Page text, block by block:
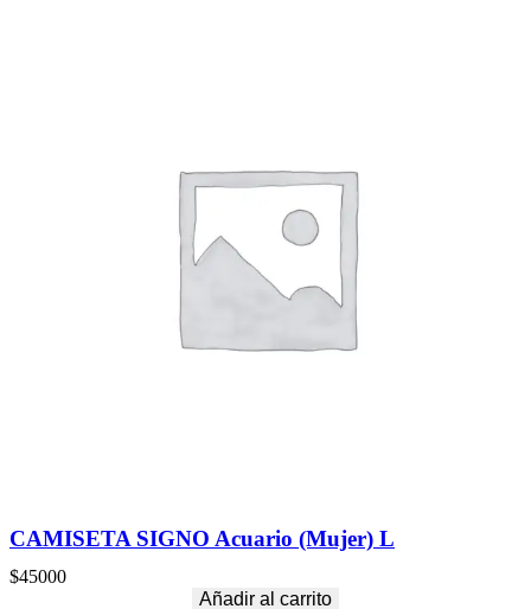
CAMISETA SIGNO Acuario (Mujer) L
$45000
Añadir al carrito